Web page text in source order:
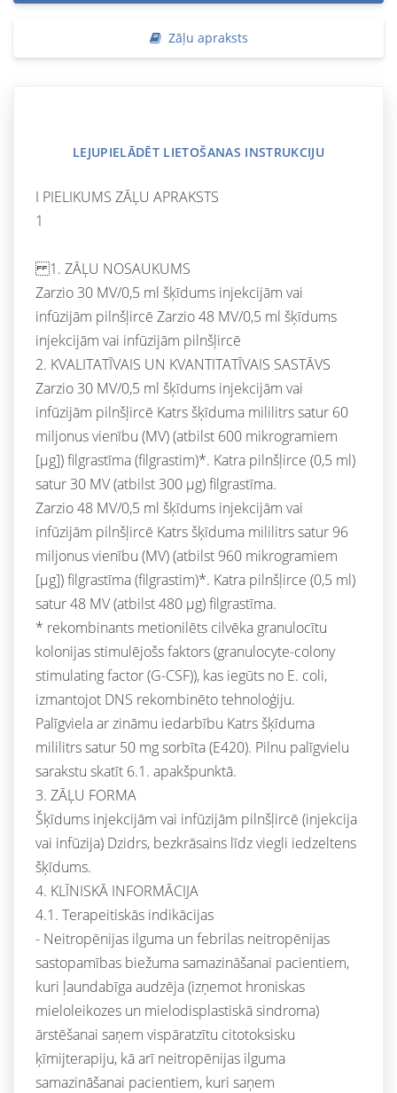
Zāļu apraksts
LEJUPIELĀDĒT LIETOŠANAS INSTRUKCIJU
I PIELIKUMS ZĀĻU APRAKSTS
1
1. ZĀĻU NOSAUKUMS
Zarzio 30 MV/0,5 ml šķīdums injekcijām vai
infūzijām pilnšļircē Zarzio 48 MV/0,5 ml šķīdums
injekcijām vai infūzijām pilnšļircē
2. KVALITATĪVAIS UN KVANTITATĪVAIS SASTĀVS
Zarzio 30 MV/0,5 ml šķīdums injekcijām vai
infūzijām pilnšļircē Katrs šķīduma mililitrs satur 60
miljonus vienību (MV) (atbilst 600 mikrogramiem
[μg]) filgrastīma (filgrastim)*. Katra pilnšļirce (0,5 ml)
satur 30 MV (atbilst 300 μg) filgrastīma.
Zarzio 48 MV/0,5 ml šķīdums injekcijām vai
infūzijām pilnšļircē Katrs šķīduma mililitrs satur 96
miljonus vienību (MV) (atbilst 960 mikrogramiem
[μg]) filgrastīma (filgrastim)*. Katra pilnšļirce (0,5 ml)
satur 48 MV (atbilst 480 μg) filgrastīma.
* rekombinants metionilēts cilvēka granulocītu
kolonijas stimulējošs faktors (granulocyte-colony
stimulating factor (G-CSF)), kas iegūts no E. coli,
izmantojot DNS rekombinēto tehnoloģiju.
Palīgviela ar zināmu iedarbību Katrs šķīduma
mililitrs satur 50 mg sorbīta (E420). Pilnu palīgvielu
sarakstu skatīt 6.1. apakšpunktā.
3. ZĀĻU FORMA
Šķīdums injekcijām vai infūzijām pilnšļircē (injekcija
vai infūzija) Dzidrs, bezkrāsains līdz viegli iedzeltens
šķīdums.
4. KLĪNISKĀ INFORMĀCIJA
4.1. Terapeitiskās indikācijas
- Neitropēnijas ilguma un febrilas neitropēnijas
sastopamības biežuma samazināšanai pacientiem,
kuri ļaundabīga audzēja (izņemot hroniskas
mieloleikozes un mielodisplastiskā sindroma)
ārstēšanai saņem vispāratzītu citotoksisku
ķīmijterapiju, kā arī neitropēnijas ilguma
samazināšanai pacientiem, kuri saņem